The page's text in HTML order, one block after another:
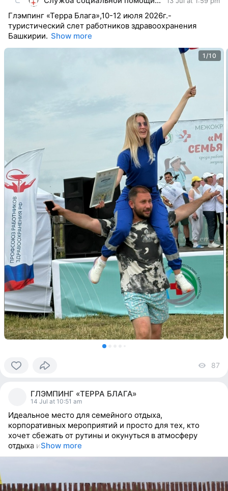
Глэмпинг «Терра Блага»,10-12 июля 2026г.-
туристический слет работников здравоохранения
Башкирии. Show more
1/10
87
ГЛЭМПИНГ «ТЕРРА БЛАГА»
14 Jul at 10:51 am
Идеальное место для семейного отдыха,
корпоративных мероприятий и просто для тех, кто
хочет сбежать от рутины и окунуться в атмосферу
отдыха иShow more